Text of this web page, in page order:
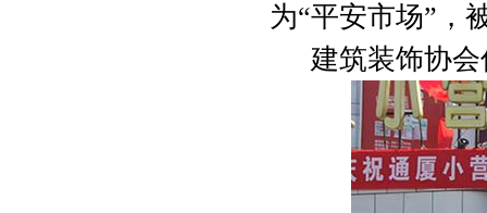
为“平安市场”，
建筑装饰协